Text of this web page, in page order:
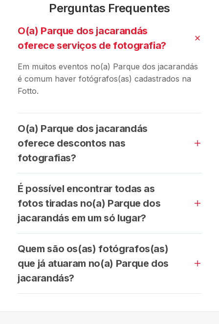
Perguntas Frequentes
O(a) Parque dos jacarandás
oferece serviços de fotografia?
Em muitos eventos no(a) Parque dos jacarandás
é comum haver fotógrafos(as) cadastrados na
Fotto.
O(a) Parque dos jacarandás
oferece descontos nas
fotografias?
É possível encontrar todas as
fotos tiradas no(a) Parque dos
jacarandás em um só lugar?
Quem são os(as) fotógrafos(as)
que já atuaram no(a) Parque dos
jacarandás?